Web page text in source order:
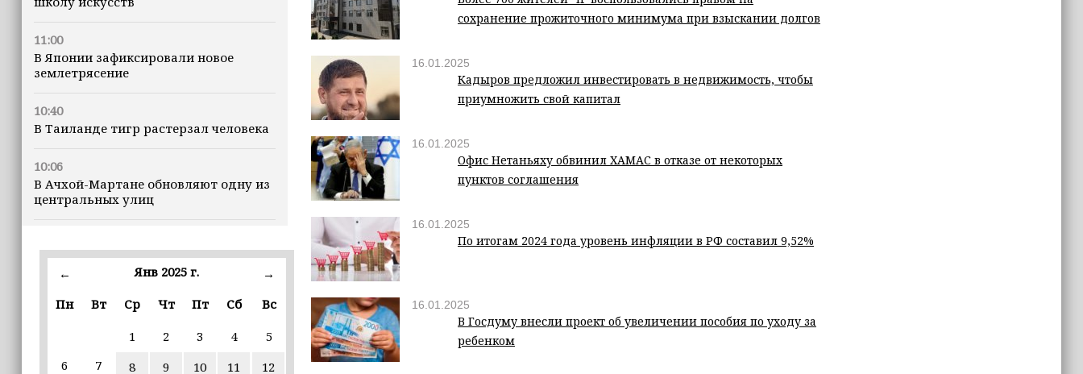
11:00
В Японии зафиксировали новое
землетрясение
10:40
В Таиланде тигр растерзал человека
10:06
В Ачхой-Мартане обновляют одну из
центральных улиц
Минтруд ЧР усилит контроль за
качеством социальных услуг
09:41
отметил вклад Ахмата-Хаджи
← Янв 2025 г.
→
Пн
Вт Ср Чт Пт Сб
Вс
1
2 3 4
5
6
7 8 9 10 11 12
сохранение прожиточного минимума при взыскании долгов
16.01.2025
Кадыров предложил инвестировать в недвижимость, чтобы
приумножить свой капитал
16.01.2025
Офис Нетаньяху обвинил ХАМАС в отказе от некоторых
пунктов соглашения
16.01.2025
По итогам 2024 года уровень инфляции в РФ составил 9,52%
16.01.2025
В Госдуму внесли проект об увеличении пособия по уходу за
ребенком